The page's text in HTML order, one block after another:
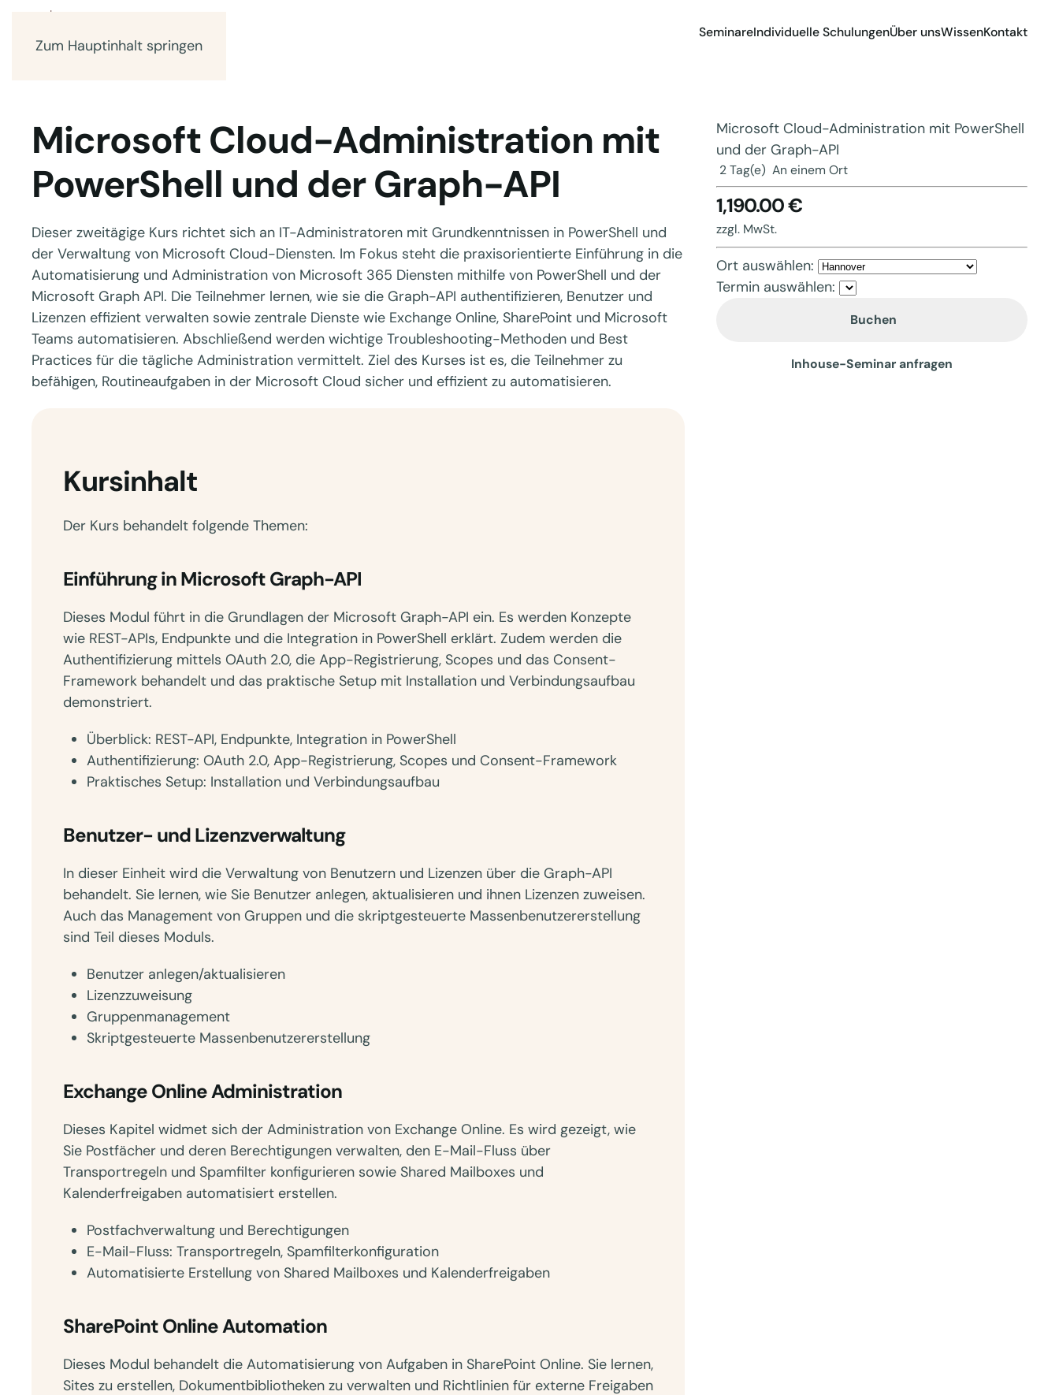
Zum Hauptinhalt springen
SeminareIndividuelle SchulungenÜber unsWissenKontakt
Microsoft Cloud-Administration mit
PowerShell und der Graph-API
Dieser zweitägige Kurs richtet sich an IT-Administratoren mit Grundkenntnissen in PowerShell und
der Verwaltung von Microsoft Cloud-Diensten. Im Fokus steht die praxisorientierte Einführung in die
Automatisierung und Administration von Microsoft 365 Diensten mithilfe von PowerShell und der
Microsoft Graph API. Die Teilnehmer lernen, wie sie die Graph-API authentifizieren, Benutzer und
Lizenzen effizient verwalten sowie zentrale Dienste wie Exchange Online, SharePoint und Microsoft
Teams automatisieren. Abschließend werden wichtige Troubleshooting-Methoden und Best
Practices für die tägliche Administration vermittelt. Ziel des Kurses ist es, die Teilnehmer zu
befähigen, Routineaufgaben in der Microsoft Cloud sicher und effizient zu automatisieren.
Kursinhalt
Der Kurs behandelt folgende Themen:
Einführung in Microsoft Graph-API
Dieses Modul führt in die Grundlagen der Microsoft Graph-API ein. Es werden Konzepte
wie REST-APIs, Endpunkte und die Integration in PowerShell erklärt. Zudem werden die
Authentifizierung mittels OAuth 2.0, die App-Registrierung, Scopes und das Consent-
Framework behandelt und das praktische Setup mit Installation und Verbindungsaufbau
demonstriert.
Überblick: REST-API, Endpunkte, Integration in PowerShell
Authentifizierung: OAuth 2.0, App-Registrierung, Scopes und Consent-Framework
Praktisches Setup: Installation und Verbindungsaufbau
Benutzer- und Lizenzverwaltung
In dieser Einheit wird die Verwaltung von Benutzern und Lizenzen über die Graph-API
behandelt. Sie lernen, wie Sie Benutzer anlegen, aktualisieren und ihnen Lizenzen zuweisen.
Auch das Management von Gruppen und die skriptgesteuerte Massenbenutzererstellung
sind Teil dieses Moduls.
Benutzer anlegen/aktualisieren
Lizenzzuweisung
Gruppenmanagement
Skriptgesteuerte Massenbenutzererstellung
Exchange Online Administration
Dieses Kapitel widmet sich der Administration von Exchange Online. Es wird gezeigt, wie
Sie Postfächer und deren Berechtigungen verwalten, den E-Mail-Fluss über
Transportregeln und Spamfilter konfigurieren sowie Shared Mailboxes und
Kalenderfreigaben automatisiert erstellen.
Postfachverwaltung und Berechtigungen
E-Mail-Fluss: Transportregeln, Spamfilterkonfiguration
Automatisierte Erstellung von Shared Mailboxes und Kalenderfreigaben
SharePoint Online Automation
Dieses Modul behandelt die Automatisierung von Aufgaben in SharePoint Online. Sie lernen,
Sites zu erstellen, Dokumentbibliotheken zu verwalten und Richtlinien für externe Freigaben
Microsoft Cloud-Administration mit PowerShell
und der Graph-API
2 Tag(e) An einem Ort
1,190.00 €
zzgl. MwSt.
Ort auswählen:
Termin auswählen:
Buchen
Inhouse-Seminar anfragen